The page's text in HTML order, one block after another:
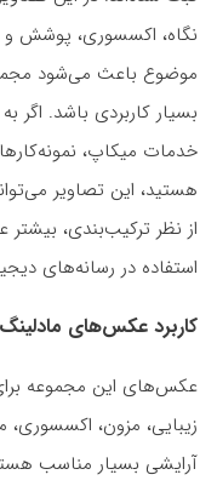
نگاه، اکسسوری، پوشش و
موضوع باعث می‌شود
بسیار کاربردی باشد. اگر
خدمات میکاپ،
هستید، این تصاویر
از نظر ترکیب‌بندی،
استفاده در رسانه‌های
کاربرد عکس‌های
عکس‌های این مجموعه
زیبایی، مزون،
آرایشی بسیار مناسب